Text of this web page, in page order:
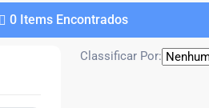
0 Items Encontrados
Classificar Por: